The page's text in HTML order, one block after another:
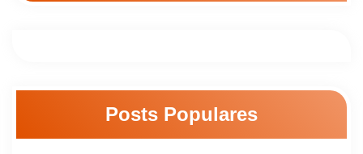
Posts Populares